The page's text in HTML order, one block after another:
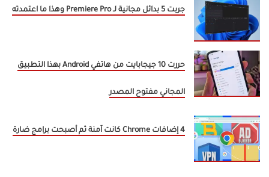
جربت 5 بدائل مجانية لـ Premiere Pro وهذا ما اعتمدته
حررت 10 جيجابايت من هاتفي Android بهذا التطبيق
المجاني مفتوح المصدر
4 إضافات Chrome كانت آمنة ثم أصبحت برامج ضارة